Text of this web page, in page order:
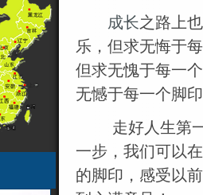
成长之路上
乐，但求无悔于
但求无愧于每一
无憾于每一个脚
走好人生第一
一步，我们可以
的脚印，感受以